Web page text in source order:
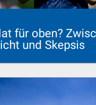
für oben?
und Skepsis